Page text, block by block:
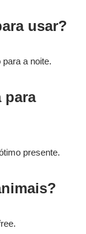
usar?
a noite.
para
presente.